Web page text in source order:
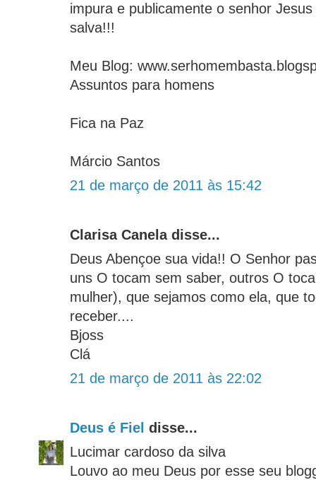
impura e publicamente o senhor
salva!!!
Meu Blog:
Assuntos para homens
Fica na Paz
Márcio Santos
21 de março de 2011 às 15:42
Clarisa Canela disse...
Deus Abençoe sua vida!! O Senhor
uns O tocam sem saber, outros O
mulher), que sejamos como ela, que
receber....
Bjoss
Clá
21 de março de 2011 às 22:02
Deus é Fiel disse...
Lucimar cardoso da silva
Louvo ao meu Deus por esse seu